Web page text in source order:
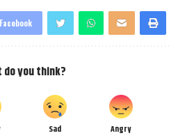
Facebook
do you think?
Sad Angry